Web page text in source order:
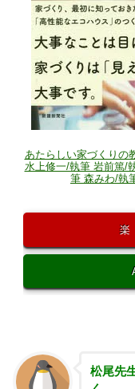
あたらしい家づくりの
水上修一/執筆 岩前篤/
筆 森みわ/執
松尾先